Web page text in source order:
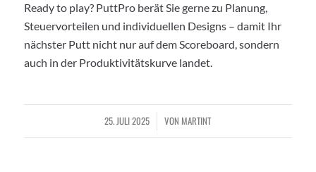
Ready to play? PuttPro berät Sie gerne zu Planung,
Steuervorteilen und individuellen Designs – damit Ihr
nächster Putt nicht nur auf dem Scoreboard, sondern
auch in der Produktivitätskurve landet.
25. JULI 2025
/ VON MARTINT